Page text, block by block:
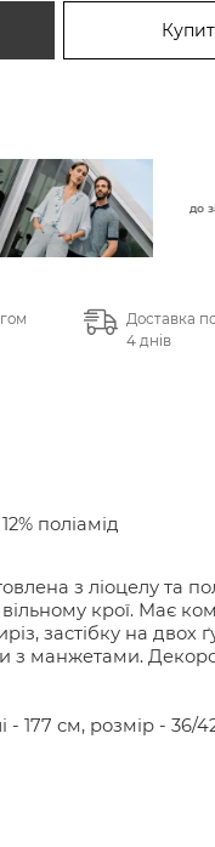
до
Доставка по
4 днів
поліамід
з ліоцелу та
крої. Має
застібку на двох
з манжетами.
- 177 см, розмір - 36/